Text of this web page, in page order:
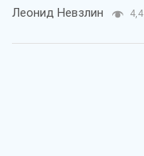
Леонид Невзлин 4,4